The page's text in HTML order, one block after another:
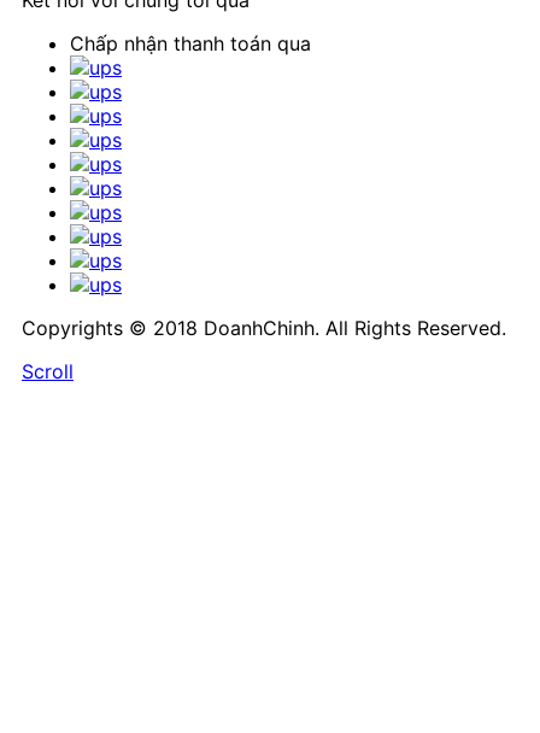
Chấp nhận thanh toán qua
Copyrights © 2018 DoanhChinh. All Rights Reserved.
Scroll